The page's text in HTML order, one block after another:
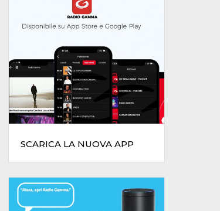
SCARICA LA NUOVA APP